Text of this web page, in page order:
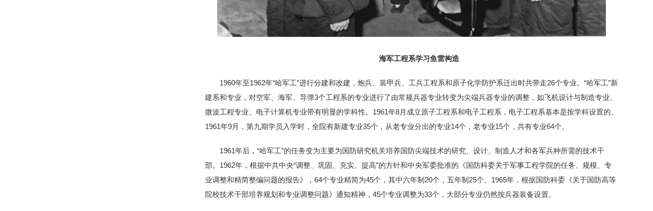
海军工程系学习鱼雷构造
1960年至1962年“哈军工”进行分建和改建，炮兵、装甲兵、工兵工程系和原子化学防护系迁出时共带走26个专业。“哈军工”新
建系和专业，对空军、海军、导弹3个工程系的专业进行了由常规兵器专业转变为尖端兵器专业的调整，如飞机设计与制造专业、
微波工程专业、电子计算机专业带有明显的学科性。1961年8月成立原子工程系和电子工程系，电子工程系基本是按学科设置的。
1961年9月，第九期学员入学时，全院有新建专业35个，从老专业分出的专业14个，老专业15个，共有专业64个。
1961年后，“哈军工”的任务变为主要为国防研究机关培养国防尖端技术的研究、设计、制造人才和各军兵种所需的技术干
部。1962年，根据中共中央“调整、巩固、充实、提高”的方针和中央军委批准的《国防科委关于军事工程学院的任务、规模、专
业调整和精简整编问题的报告》，64个专业精简为45个，其中六年制20个，五年制25个。1965年，根据国防科委《关于国防高等
院校技术干部培养规划和专业调整问题》通知精神，45个专业调整为33个，大部分专业仍然按兵器装备设置。